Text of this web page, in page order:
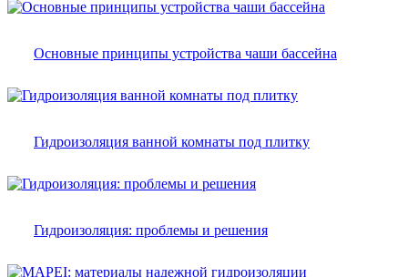
Основные принципы устройства чаши бассейна
Гидроизоляция ванной комнаты под плитку
Гидроизоляция: проблемы и решения